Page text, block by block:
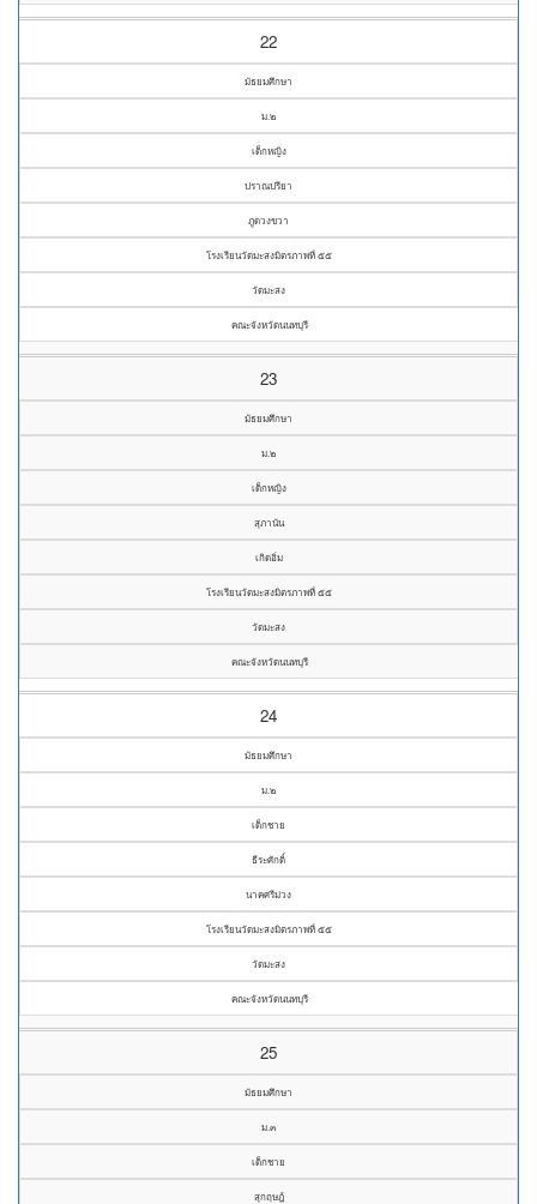
22
มัธยมศึกษา
ม.๒
เด็กหญิง
ปราณปรียา
ภูดวงขวา
โรงเรียนวัดมะสงมิตรภาพที่ ๕๕
วัดมะสง
คณะจังหวัดนนทบุรี
23
มัธยมศึกษา
ม.๒
เด็กหญิง
สุภานัน
เกิดอิ่ม
โรงเรียนวัดมะสงมิตรภาพที่ ๕๕
วัดมะสง
คณะจังหวัดนนทบุรี
24
มัธยมศึกษา
ม.๒
เด็กชาย
ธีระศักดิ์
นาคศรีม่วง
โรงเรียนวัดมะสงมิตรภาพที่ ๕๕
วัดมะสง
คณะจังหวัดนนทบุรี
25
มัธยมศึกษา
ม.๓
เด็กชาย
สุกฤษฎ์